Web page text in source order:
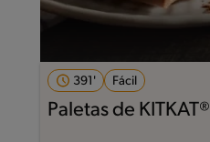
391' Fácil
Paletas de KITKAT®